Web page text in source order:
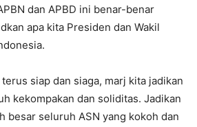
dan APBD ini benar-benar
apa kita Presiden dan Wakil
siap dan siaga, marj kita jadikan
kekompakan dan soliditas. Jadikan
besar seluruh ASN yang kokoh dan